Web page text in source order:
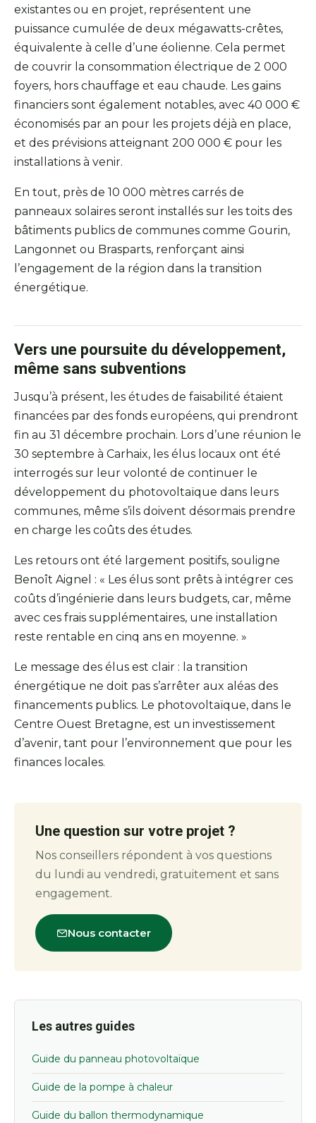
existantes ou en projet, représentent une
puissance cumulée de deux mégawatts-crêtes,
équivalente à celle d’une éolienne. Cela permet
de couvrir la consommation électrique de 2 000
foyers, hors chauffage et eau chaude. Les gains
financiers sont également notables, avec 40 000 €
économisés par an pour les projets déjà en place,
et des prévisions atteignant 200 000 € pour les
installations à venir.
En tout, près de 10 000 mètres carrés de
panneaux solaires seront installés sur les toits des
bâtiments publics de communes comme Gourin,
Langonnet ou Brasparts, renforçant ainsi
l’engagement de la région dans la transition
énergétique.
Vers une poursuite du développement,
même sans subventions
Jusqu’à présent, les études de faisabilité étaient
financées par des fonds européens, qui prendront
fin au 31 décembre prochain. Lors d’une réunion le
30 septembre à Carhaix, les élus locaux ont été
interrogés sur leur volonté de continuer le
développement du photovoltaïque dans leurs
communes, même s’ils doivent désormais prendre
en charge les coûts des études.
Les retours ont été largement positifs, souligne
Benoît Aignel : « Les élus sont prêts à intégrer ces
coûts d’ingénierie dans leurs budgets, car, même
avec ces frais supplémentaires, une installation
reste rentable en cinq ans en moyenne. »
Le message des élus est clair : la transition
énergétique ne doit pas s’arrêter aux aléas des
financements publics. Le photovoltaïque, dans le
Centre Ouest Bretagne, est un investissement
d’avenir, tant pour l’environnement que pour les
finances locales.
Une question sur votre projet ?
Nos conseillers répondent à vos questions
du lundi au vendredi, gratuitement et sans
engagement.
Nous contacter
Les autres guides
Guide du panneau photovoltaïque
Guide de la pompe à chaleur
Guide du ballon thermodynamique